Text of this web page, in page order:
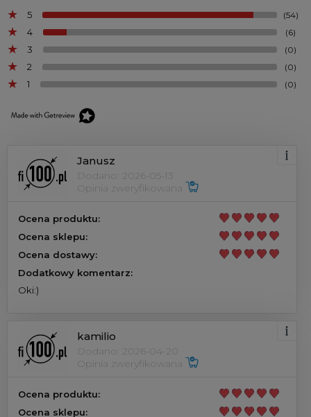
5
(54)
4 (6)
3 (0)
2 (0)
1 (0)
Janusz
Dodano: 2026-05-13
Opinia zweryfikowana
Ocena produktu:
Ocena sklepu:
Ocena dostawy:
Dodatkowy komentarz:
Oki:)
kamilio
Dodano: 2026-04-20
Opinia zweryfikowana
Ocena produktu:
Ocena sklepu: